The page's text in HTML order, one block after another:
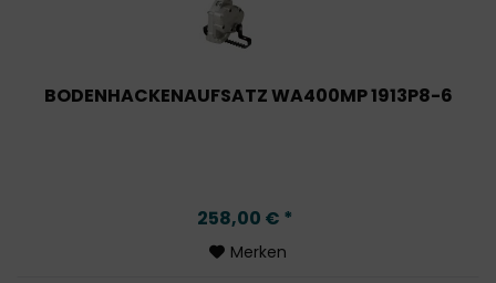
BODENHACKENAUFSATZ WA400MP 1913P8-6
258,00 € *
Merken